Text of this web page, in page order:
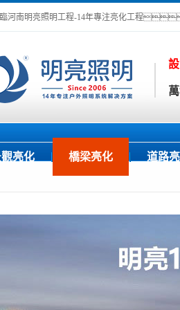
臨河南明亮照明工程-14年專注亮化工程
亮化 橋梁亮化 道路